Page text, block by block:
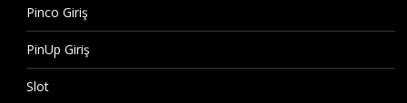
Pinco Giriş
PinUp Giriş
Slot